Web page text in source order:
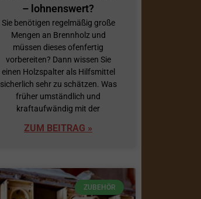
– lohnenswert?
Sie benötigen regelmäßig große
Mengen an Brennholz und
müssen dieses ofenfertig
vorbereiten? Dann wissen Sie
einen Holzspalter als Hilfsmittel
sicherlich sehr zu schätzen. Was
früher umständlich und
kraftaufwändig mit der
ZUM BEITRAG »
ZUBEHÖR